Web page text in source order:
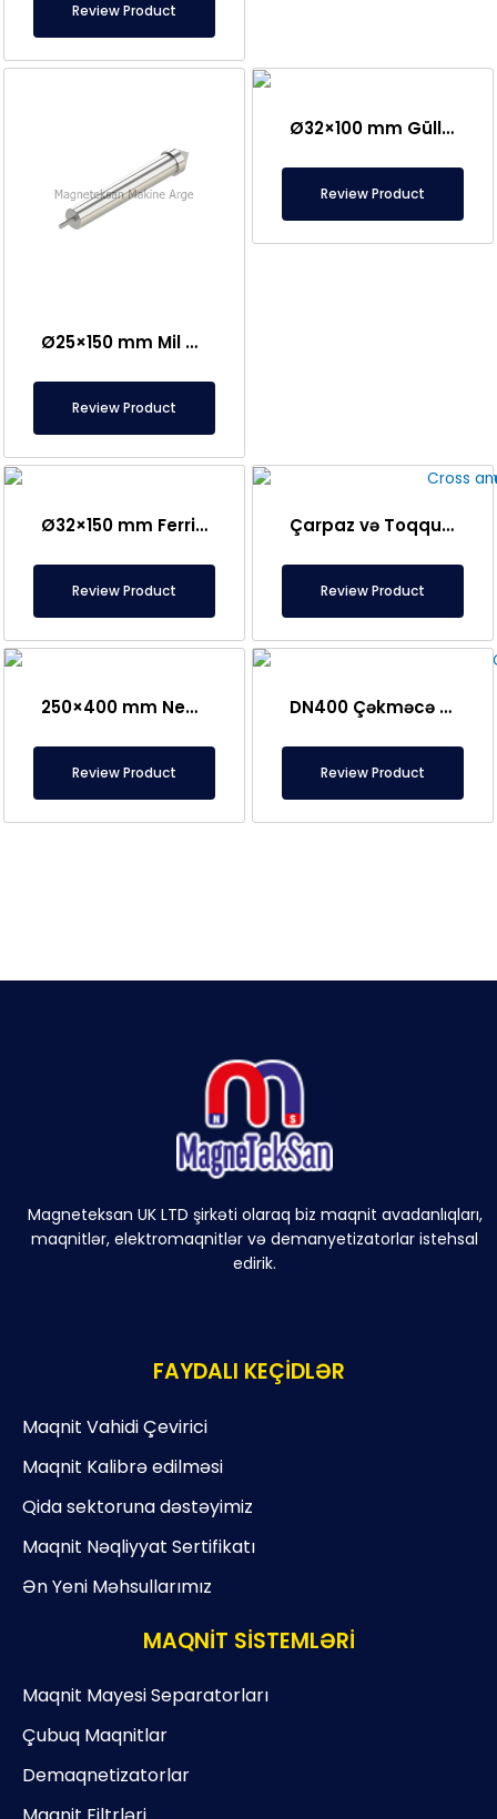
Review Product
Ø25×150 mm Mil Bağlantılı Çubuq Maqnit – Güllə Tipli Başlıq
Review Product
Ø32×100 mm Güllə Tipli Neodim Çubuq Maqnit
Review Product
Ø32×150 mm Ferrit Çubuq Maqnit 300 Oksid
Review Product
Çarpaz və Toqquşma Tipli Maqnit Şəbəkə Ayırıcısı – Fərdi Dizayn
Review Product
250×400 mm Neodim Tor Şəbəkə Maqniti
Review Product
DN400 Çəkməcə Tipi, Qorunan Plitə Maqnit
Review Product
Magneteksan UK LTD şirkəti olaraq biz maqnit avadanlıqları,
maqnitlər, elektromaqnitlər və demanyetizatorlar istehsal
edirik.
FAYDALI KEÇİDLƏR
Maqnit Vahidi Çevirici
Maqnit Kalibrə edilməsi
Qida sektoruna dəstəyimiz
Maqnit Nəqliyyat Sertifikatı
Ən Yeni Məhsullarımız
MAQNİT SİSTEMLƏRİ
Maqnit Mayesi Separatorları
Çubuq Maqnitlar
Demaqnetizatorlar